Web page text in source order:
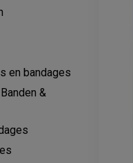
en bandages
&